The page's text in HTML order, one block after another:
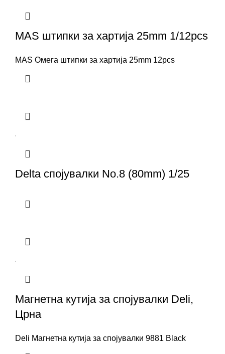
MAS штипки за хартија 25mm 1/12pcs
MAS Омега штипки за хартија 25mm 12pcs
Delta спојувалки No.8 (80mm) 1/25
Магнетна кутија за спојувалки Deli,
Црна
Deli Магнетна кутија за спојувалки 9881 Black